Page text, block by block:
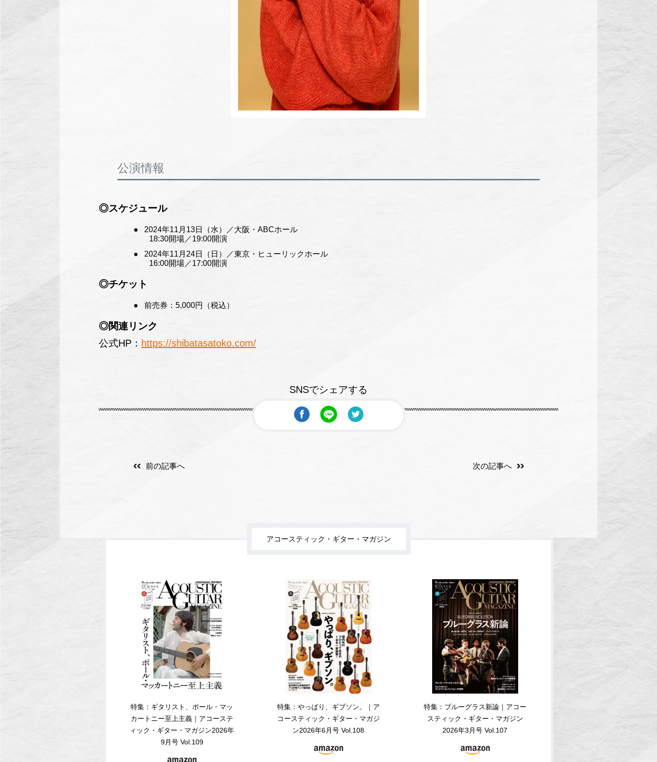
公演情報
◎スケジュール
2024年11月13日（水）／大阪・ABCホール
18:30開場／19:00開演
2024年11月24日（日）／東京・ヒューリックホール
16:00開場／17:00開演
◎チケット
前売券：5,000円（税込）
◎関連リンク
公式HP： https://shibatasatoko.com/
SNSでシェアする
前の記事へ 次の記事へ
アコースティック・ギター・マガジン
特集：ギタリスト、ポール・マッ
カートニー至上主義｜アコーステ
ィック・ギター・マガジン2026年
9月号 Vol.109
特集：やっぱり、ギブソン。｜ア
コースティック・ギター・マガジ
ン2026年6月号 Vol.108
特集：ブルーグラス新論｜アコー
スティック・ギター・マガジン
2026年3月号 Vol.107